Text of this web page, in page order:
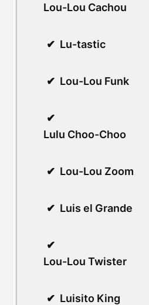
Lou-Lou Cachou
Lu-tastic
Lou-Lou Funk
Lulu Choo-Choo
Lou-Lou Zoom
Luis el Grande
Lou-Lou Twister
Luisito King